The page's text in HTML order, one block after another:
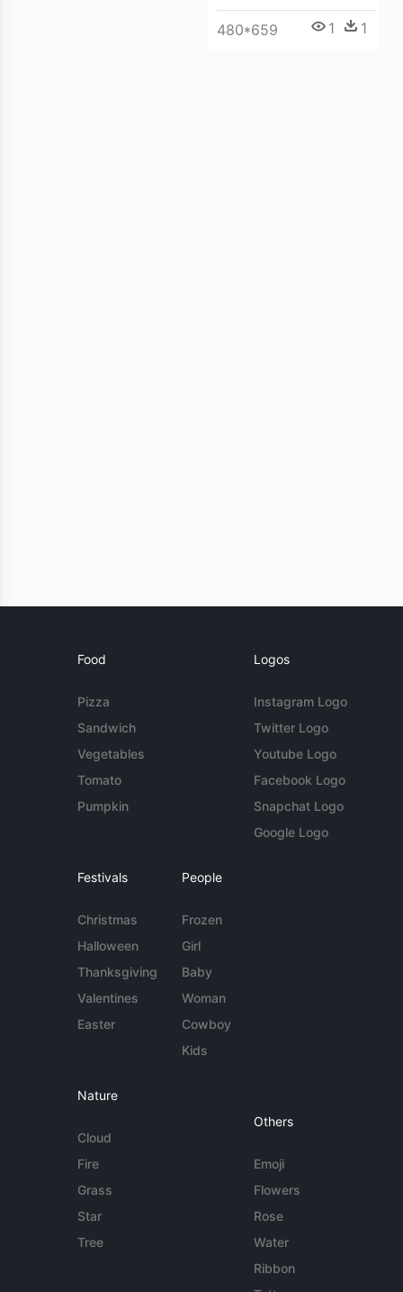
480*659 1 1
Food
Pizza
Sandwich
Vegetables
Tomato
Pumpkin
Logos
Instagram Logo
Twitter Logo
Youtube Logo
Facebook Logo
Snapchat Logo
Google Logo
Festivals
Christmas
Halloween
Thanksgiving
Valentines
Easter
People
Frozen
Girl
Baby
Woman
Cowboy
Kids
Nature
Cloud
Fire
Grass
Star
Tree
Others
Emoji
Flowers
Rose
Water
Ribbon